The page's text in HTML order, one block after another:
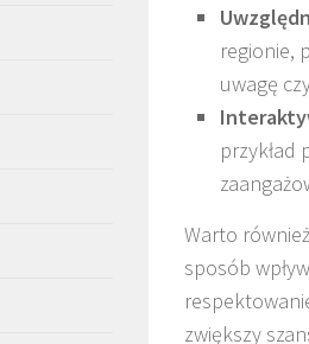
regionie,
uwagę
przykład
Warto
sposób
zwiększy